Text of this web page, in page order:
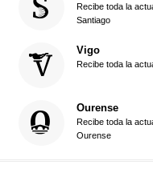
Recibe toda la
Santiago
Vigo
Recibe toda la
Ourense
Recibe toda la
Ourense